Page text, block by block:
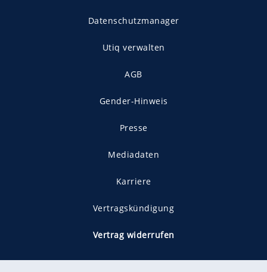
Datenschutzmanager
Utiq verwalten
AGB
Gender-Hinweis
Presse
Mediadaten
Karriere
Vertragskündigung
Vertrag widerrufen